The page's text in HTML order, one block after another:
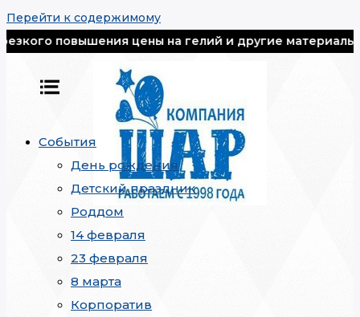
Перейти к содержимому
цены на гелий и другие материалы, все
События
День рождения
Детский праздник
Роддом
14 февраля
23 февраля
8 марта
Корпоратив